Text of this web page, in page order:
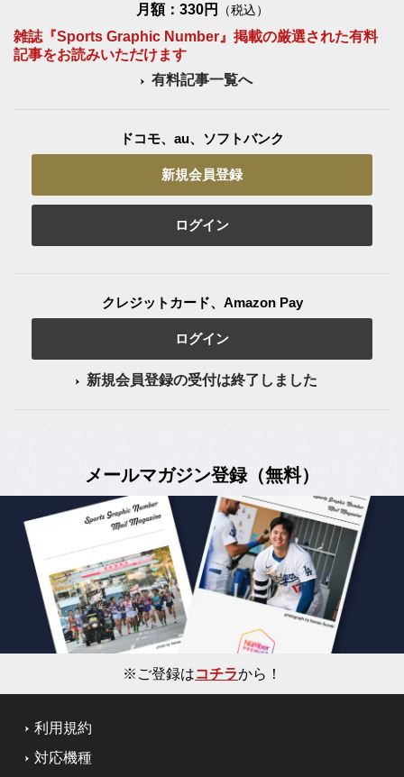
月額：330円 （税込）
雑誌『Sports Graphic Number』掲載の厳選された有料
記事をお読みいただけます
有料記事一覧へ
ドコモ、au、ソフトバンク
新規会員登録
ログイン
クレジットカード、Amazon Pay
ログイン
新規会員登録の受付は終了しました
メールマガジン登録（無料）
※ご登録はコチラから！
利用規約
対応機種